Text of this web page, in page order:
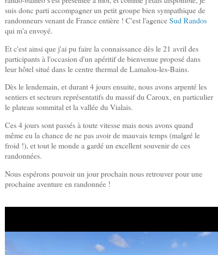
suis donc parti accompagner un petit groupe bien sympathique de
randonneurs venant de France entière ! C'est l'agenceSud Randos
qui m'a envoyé.
Et c'est ainsi que j'ai pu faire la connaissance dès le 21 avril des
participants à l'occasion d'un apéritif de bienvenue proposé dans
leur hôtel situé dans le centre thermal de Lamalou-les-Bains.
Dès le lendemain, et durant 4 jours ensuite, nous avons arpenté les
sentiers et secteurs représentatifs du massif du Caroux, en particulier
le plateau sommital et la vallée du Vialais.
Ces 4 jours sont passés à toute vitesse mais nous avons quand
même eu la chance de ne pas avoir de mauvais temps (malgré le
froid !), et tout le monde a gardé un excellent souvenir de ces
randonnées.
Nous espérons pouvoir un jour prochain nous retrouver pour une
prochaine aventure en randonnée !